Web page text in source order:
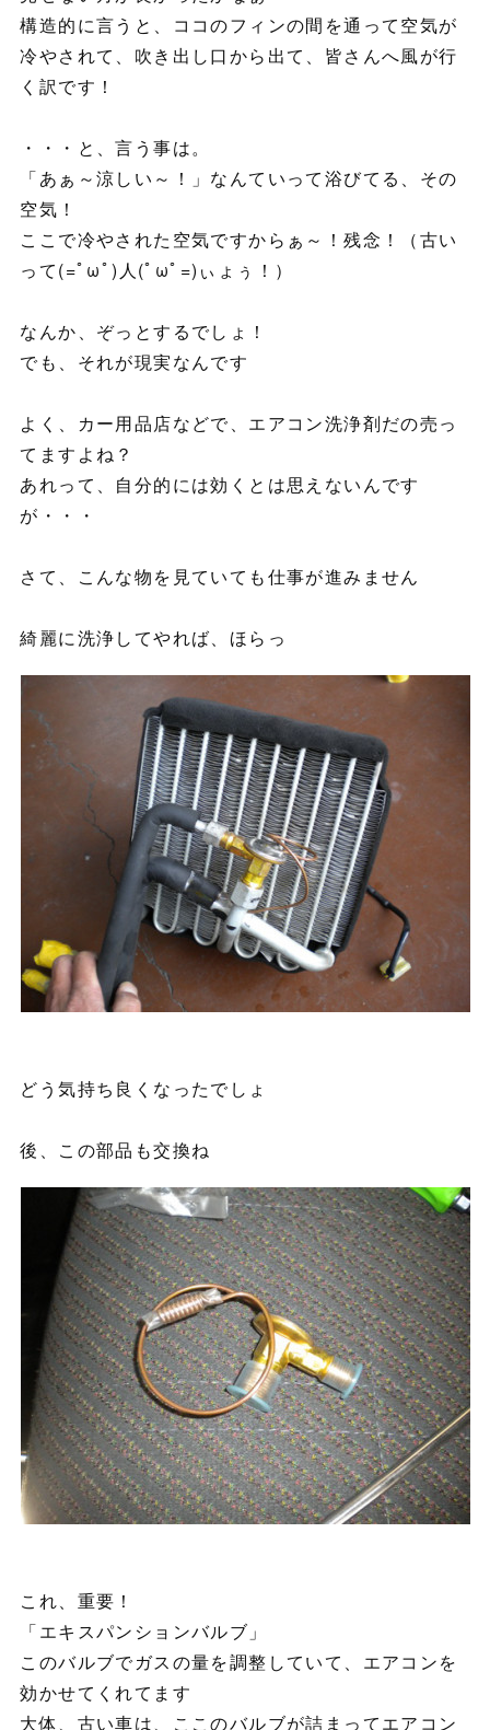
構造的に言うと、ココのフィンの間を通って空気が
冷やされて、吹き出し口から出て、皆さんへ風が行
く訳です！
・・・と、言う事は。
「あぁ～涼しい～！」なんていって浴びてる、その
空気！
ここで冷やされた空気ですからぁ～！残念！（古い
って(=ﾟωﾟ)人(ﾟωﾟ=)ぃょぅ！）
なんか、ぞっとするでしょ！
でも、それが現実なんです
よく、カー用品店などで、エアコン洗浄剤だの売っ
てますよね？
あれって、自分的には効くとは思えないんです
が・・・
さて、こんな物を見ていても仕事が進みません
綺麗に洗浄してやれば、ほらっ
どう気持ち良くなったでしょ
後、この部品も交換ね
これ、重要！
「エキスパンションバルブ」
このバルブでガスの量を調整していて、エアコンを
効かせてくれてます
大体、古い車は、ここのバルブが詰まってエアコン